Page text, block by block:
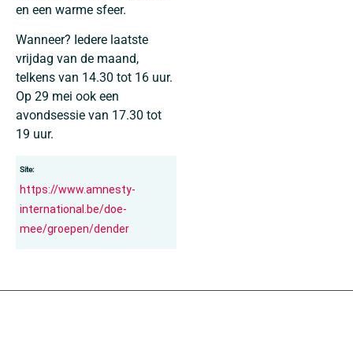
en een warme sfeer.
Wanneer? Iedere laatste
vrijdag van de maand,
telkens van 14.30 tot 16 uur.
Op 29 mei ook een
avondsessie van 17.30 tot
19 uur.
Site:
https://www.amnesty-
international.be/doe-
mee/groepen/dender